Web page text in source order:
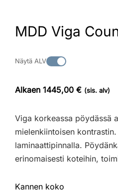
MDD Viga
Näytä ALV
Alkaen 1445,00 € (sis. alv)
Viga korkeassa pöydässä
mielenkiintoisen
laminaattipinnalla.
erinomaisesti koteihin,
Kannen koko